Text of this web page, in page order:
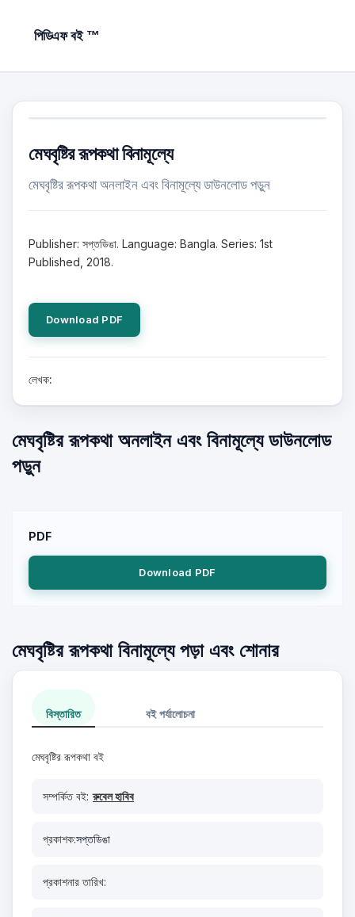
পিডিএফ বই ™
মেঘবৃষ্টির রূপকথা বিনামূল্যে
মেঘবৃষ্টির রূপকথা অনলাইন এবং বিনামূল্যে ডাউনলোড পড়ুন
Publisher: সপ্তডিঙা. Language: Bangla. Series: 1st
Published, 2018.
Download PDF
লেখক:
মেঘবৃষ্টির রূপকথা অনলাইন এবং বিনামূল্যে ডাউনলোড
পড়ুন
PDF
Download PDF
মেঘবৃষ্টির রূপকথা বিনামূল্যে পড়া এবং শোনার
বিস্তারিত বই পর্যালোচনা
মেঘবৃষ্টির রূপকথা বই
সম্পর্কিত বই: রুবেল হাবিব
প্রকাশক:সপ্তডিঙা
প্রকাশনার তারিখ: